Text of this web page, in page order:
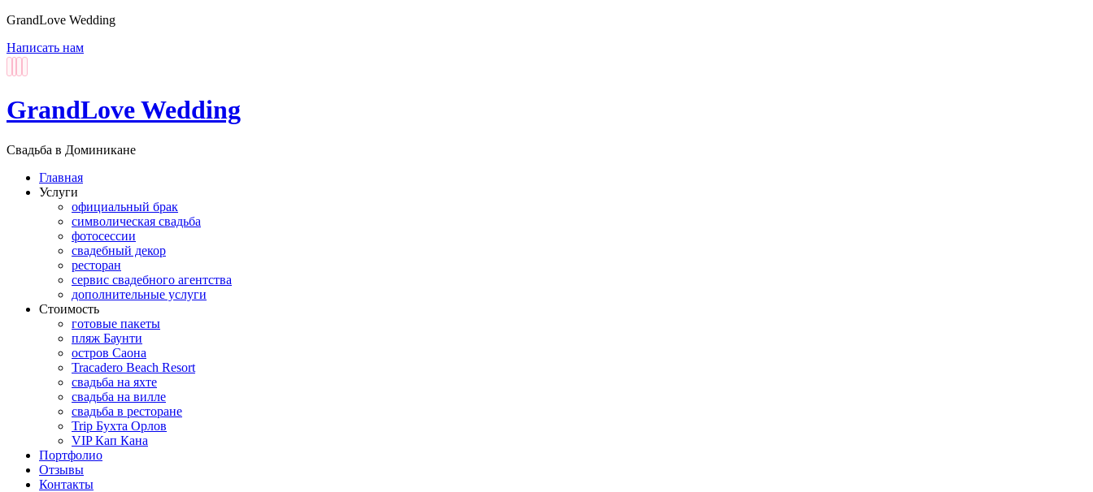
GrandLove Wedding
Написать нам
GrandLove Wedding
Свадьба в Доминикане
Главная
Услуги
официальный брак
символическая свадьба
фотосессии
свадебный декор
ресторан
сервис свадебного агентства
дополнительные услуги
Стоимость
готовые пакеты
пляж Баунти
остров Саона
Tracadero Beach Resort
свадьба на яхте
свадьба на вилле
свадьба в ресторане
Trip Бухта Орлов
VIP Кап Кана
Портфолио
Отзывы
Контакты